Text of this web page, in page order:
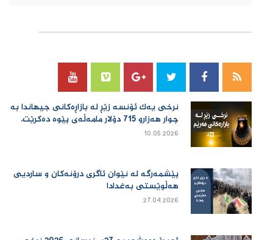
نرخی یەك ئۆنسە زێڕ لە بازاڕەكانی جیهاندا بە
چوار هەزارو 715 دۆلار مامەڵەی پێوە دەكرێت.
10.05.2026
پێشمەرگە لە نێوان ئاگری درۆنەکان و ساردیی
هەڵوێستی بەغدادا
27.04.2026